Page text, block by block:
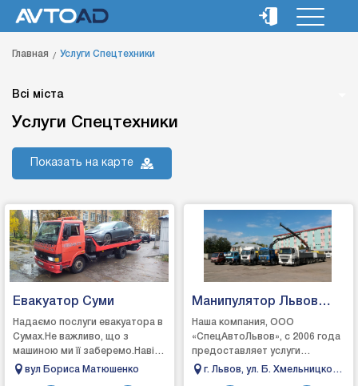
Главная Услуги Спецтехники
Всі міста
Услуги Спецтехники
Показать на карте
Евакуатор Суми
Надаємо послуги евакуатора в
Сумах.Не важливо, що з
машиною ми її заберемо.Навіть
без коліс, після ДТП, у кюветі є
вул Бориса Матюшенко
Манипулятор Львов
ООО
Наша компания, ООО
«СпецАвтоЛьвов», с 2006 года
предоставляет услуги
автомобильным транспортом
г. Львов, ул. Б. Хмельницкого,